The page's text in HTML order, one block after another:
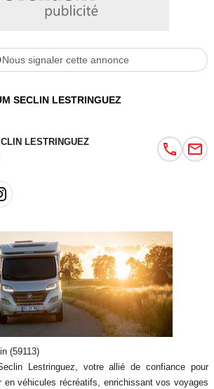
Nous signaler cette annonce
SECLIN LESTRINGUEZ
LESTRINGUEZ
(59113)
Lestringuez, votre allié de confiance pour
en véhicules récréatifs, enrichissant vos voyages